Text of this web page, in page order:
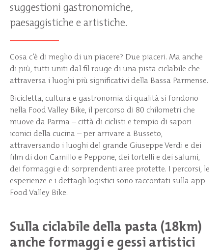
suggestioni gastronomiche,
paesaggistiche e artistiche.
Cosa c’è di meglio di un piacere? Due piaceri. Ma anche
di più, tutti uniti dal fil rouge di una pista ciclabile che
attraversa i luoghi più significativi della Bassa Parmense.
Bicicletta, cultura e gastronomia di qualità si fondono
nella Food Valley Bike, il percorso di 80 chilometri che
muove da Parma – città di ciclisti e tempio di sapori
iconici della cucina – per arrivare a Busseto,
attraversando i luoghi del grande Giuseppe Verdi e dei
film di don Camillo e Peppone, dei tortelli e dei salumi,
dei formaggi e di sorprendenti aree protette. I percorsi, le
esperienze e i dettagli logistici sono raccontati sulla app
Food Valley Bike.
Sulla ciclabile della pasta (18km)
anche formaggi e gessi artistici